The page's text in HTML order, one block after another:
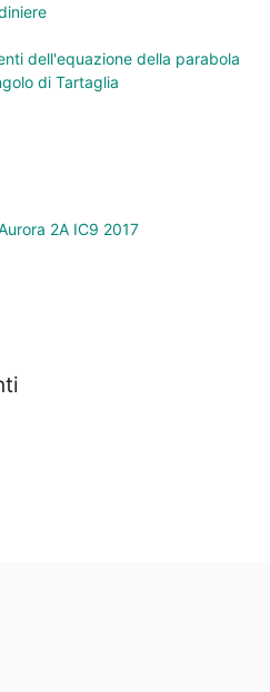
dell'equazione della parabola
di Tartaglia
2A IC9 2017